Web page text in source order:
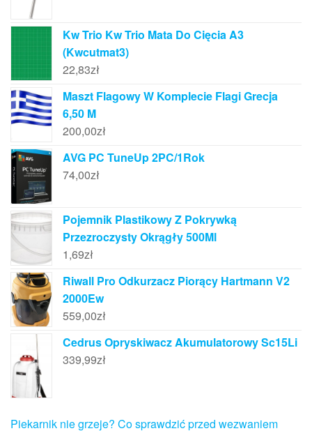
Kw Trio Kw Trio Mata Do Cięcia A3
(Kwcutmat3)
22,83zł
Maszt Flagowy W Komplecie Flagi Grecja
6,50 M
200,00zł
AVG PC TuneUp 2PC/1Rok
74,00zł
Pojemnik Plastikowy Z Pokrywką
Przezroczysty Okrągły 500Ml
1,69zł
Riwall Pro Odkurzacz Piorący Hartmann V2
2000Ew
559,00zł
Cedrus Opryskiwacz Akumulatorowy Sc15Li
339,99zł
Piekarnik nie grzeje? Co sprawdzić przed wezwaniem